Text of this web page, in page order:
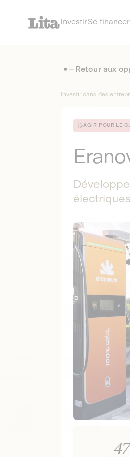
InvestirSe financer
Retour aux
Investir dans des
AGIR POUR LE
électriques